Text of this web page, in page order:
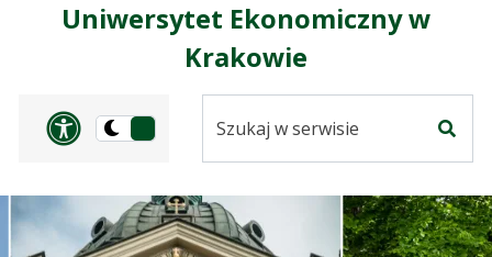
Uniwersytet Ekonomiczny w
Krakowie
Panel dostosowania
Przełącz
ciemną
serwisie